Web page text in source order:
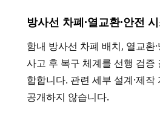
방사선 차폐·열교환·안전
함내 방사선 차폐 배치, 열교환
사고 후 복구 체계를 선행 검증
합합니다. 관련 세부 설계·제작
공개하지 않습니다.